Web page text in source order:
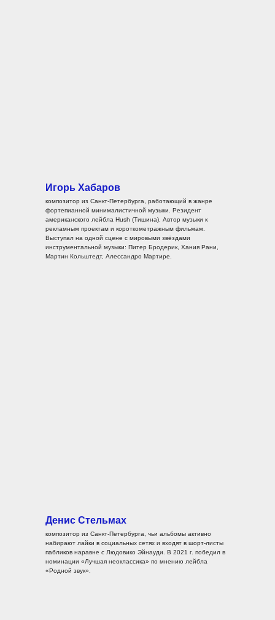
Игорь Хабаров
композитор из Санкт-Петербурга, работающий в жанре
фортепианной минималистичной музыки. Резидент
американского лейбла Hush (Тишина). Автор музыки к
рекламным проектам и короткометражным фильмам.
Выступал на одной сцене с мировыми звёздами
инструментальной музыки: Питер Бродерик, Хания Рани,
Мартин Кольштедт, Алессандро Мартире.
Денис Стельмах
композитор из Санкт-Петербурга, чьи альбомы активно
набирают лайки в социальных сетях и входят в шорт-листы
пабликов наравне с Людовико Эйнауди. В 2021 г. победил в
номинации «Лучшая неоклассика» по мнению лейбла
«Родной звук».